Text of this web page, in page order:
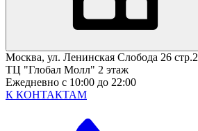
Москва, ул. Ленинская Слобода 26 стр.2
ТЦ "Глобал Молл" 2 этаж
Ежедневно с 10:00 до 22:00
К КОНТАКТАМ